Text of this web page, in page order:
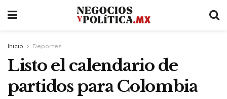
Inicio Deportes
Listo el calendario de
partidos para Colombia